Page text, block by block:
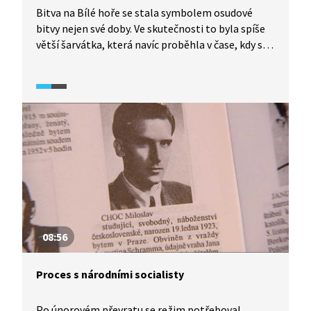
Bitva na Bílé hoře se stala symbolem osudové
bitvy nejen své doby. Ve skutečnosti to byla spíše
větší šarvátka, která navíc proběhla v čase, kdy se
respektive jeho slova. Byl to karmelitánský mnich
jménem Dominik à Jesu Maria. Jak se to stalo?
08:56
Proces s národními socialisty